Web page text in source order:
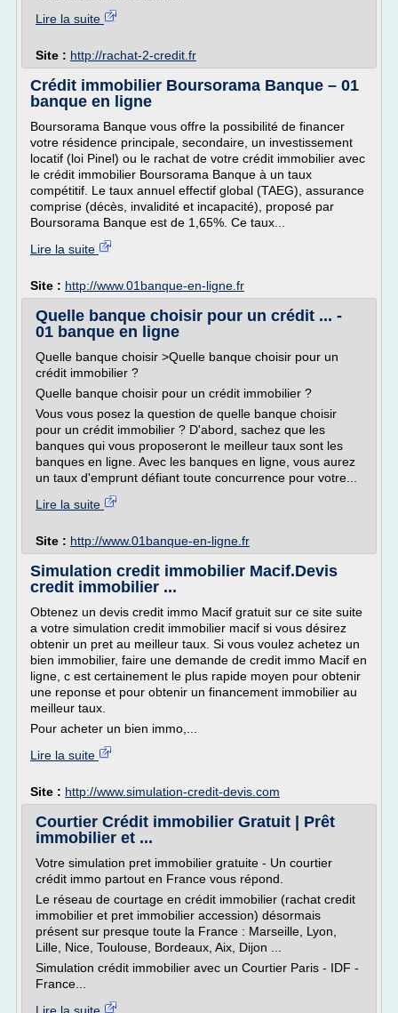
Lire la suite
Site : http://rachat-2-credit.fr
Crédit immobilier Boursorama Banque – 01
banque en ligne
Boursorama Banque vous offre la possibilité de financer
votre résidence principale, secondaire, un investissement
locatif (loi Pinel) ou le rachat de votre crédit immobilier avec
le crédit immobilier Boursorama Banque à un taux
compétitif. Le taux annuel effectif global (TAEG), assurance
comprise (décès, invalidité et incapacité), proposé par
Boursorama Banque est de 1,65%. Ce taux...
Lire la suite
Site : http://www.01banque-en-ligne.fr
Quelle banque choisir pour un crédit ... -
01 banque en ligne
Quelle banque choisir >Quelle banque choisir pour un
crédit immobilier ?
Quelle banque choisir pour un crédit immobilier ?
Vous vous posez la question de quelle banque choisir
pour un crédit immobilier ? D'abord, sachez que les
banques qui vous proposeront le meilleur taux sont les
banques en ligne. Avec les banques en ligne, vous aurez
un taux d'emprunt défiant toute concurrence pour votre...
Lire la suite
Site : http://www.01banque-en-ligne.fr
Simulation credit immobilier Macif.Devis
credit immobilier ...
Obtenez un devis credit immo Macif gratuit sur ce site suite
a votre simulation credit immobilier macif si vous désirez
obtenir un pret au meilleur taux. Si vous voulez achetez un
bien immobilier, faire une demande de credit immo Macif en
ligne, c est certainement le plus rapide moyen pour obtenir
une reponse et pour obtenir un financement immobilier au
meilleur taux.
Pour acheter un bien immo,...
Lire la suite
Site : http://www.simulation-credit-devis.com
Courtier Crédit immobilier Gratuit | Prêt
immobilier et ...
Votre simulation pret immobilier gratuite - Un courtier
crédit immo partout en France vous répond.
Le réseau de courtage en crédit immobilier (rachat credit
immobilier et pret immobilier accession) désormais
présent sur presque toute la France : Marseille, Lyon,
Lille, Nice, Toulouse, Bordeaux, Aix, Dijon ...
Simulation crédit immobilier avec un Courtier Paris - IDF -
France...